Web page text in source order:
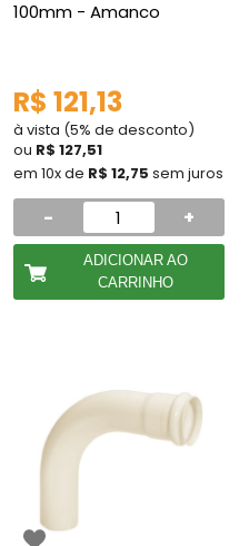
100mm - Amanco
R$ 121,13
à vista (5% de desconto)
ou R$ 127,51
em 10x de R$ 12,75 sem juros
- +
ADICIONAR AO
CARRINHO